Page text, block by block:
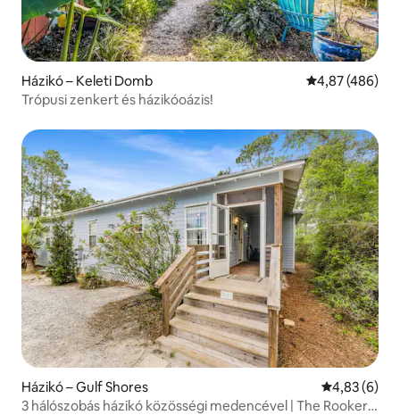
Házikó – Keleti Domb Átlagos
4,87 (486)
Trópusi zenkert és házikóoázis!
Házikó – Gulf Shores Átlagos
4,83 (6)
3 hálószobás házikó közösségi medencével | The Rookery